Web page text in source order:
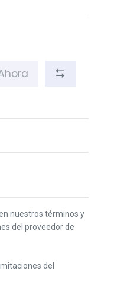
nuestros términos y
del proveedor de
del